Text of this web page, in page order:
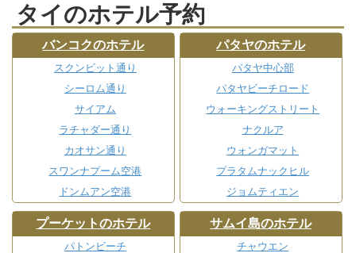
タイのホテル予約
バンコクのホテル
スクンビット通り
シーロム通り
サイアム
ラチャダー通り
カオサン通り
スワンナプーム空港
ドンムアン空港
パタヤのホテル
パタヤ中心部
パタヤビーチロード
ウォーキングストリート
ナクルア
ウォンガマット
プラタムナックヒル
ジョムティエン
プーケットのホテル
パトンビーチ
サムイ島のホテル
チャウエン